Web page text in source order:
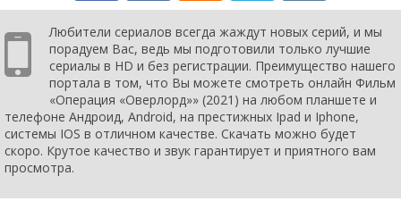
Любители сериалов всегда жаждут новых серий, и мы
порадуем Вас, ведь мы подготовили только лучшие
сериалы в HD и без регистрации. Преимущество нашего
портала в том, что Вы можете смотреть онлайн Фильм
«Операция «Оверлорд»» (2021) на любом планшете и
телефоне Андроид, Android, на престижных Ipad и Iphone,
системы IOS в отличном качестве. Скачать можно будет
скоро. Крутое качество и звук гарантирует и приятного вам
просмотра.